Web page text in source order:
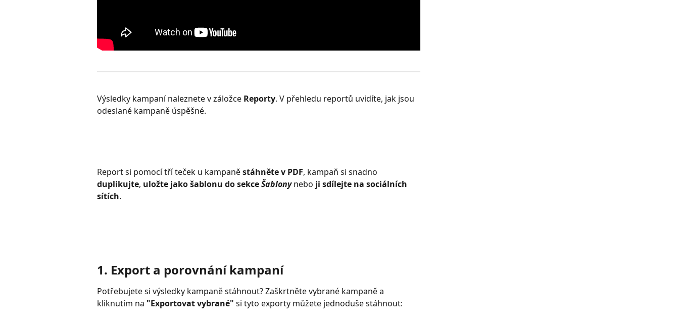
Výsledky kampaní naleznete v záložce Reporty. V přehledu reportů uvidíte, jak jsou
odeslané kampaně úspěšné.
Report si pomocí tří teček u kampaně stáhněte v PDF, kampaň si snadno
duplikujte, uložte jako šablonu do sekce Šablony nebo ji sdílejte na sociálních
sítích.
1. Export a porovnání kampaní
Potřebujete si výsledky kampaně stáhnout? Zaškrtněte vybrané kampaně a
kliknutím na "Exportovat vybrané" si tyto exporty můžete jednoduše stáhnout: